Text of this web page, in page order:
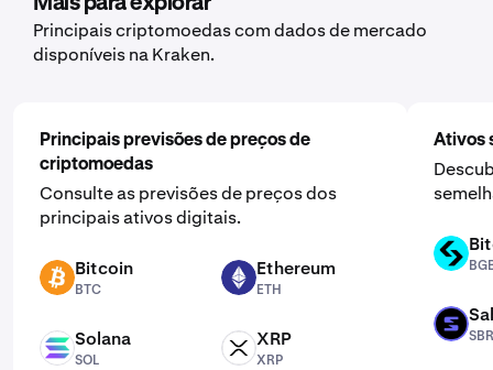
Principais criptomoedas com dados de mercado
disponíveis na Kraken.
Principais previsões de preços de
criptomoedas
Consulte as previsões de preços dos
principais ativos digitais.
BTC Bitcoin
BTC
ETH Ethereum
ETH
SOL Solana
SOL
XRP XRP
XRP
Ativos
BGB
SBR
SBR